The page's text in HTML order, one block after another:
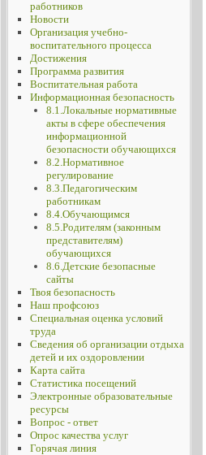
работников
Новости
Организация учебно-
воспитательного процесса
Достижения
Программа развития
Воспитательная работа
Информационная безопасность
8.1.Локальные нормативные
акты в сфере обеспечения
информационной
безопасности обучающихся
8.2.Нормативное
регулирование
8.3.Педагогическим
работникам
8.4.Обучающимся
8.5.Родителям (законным
представителям)
обучающихся
8.6.Детские безопасные
сайты
Твоя безопасность
Наш профсоюз
Специальная оценка условий
труда
Сведения об организации отдыха
детей и их оздоровлении
Карта сайта
Статистика посещений
Электронные образовательные
ресурсы
Вопрос - ответ
Опрос качества услуг
Горячая линия